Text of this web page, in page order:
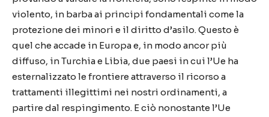
violento, in barba ai principi fondamentali come la
protezione dei minori e il diritto d’asilo. Questo è
quel che accade in Europa e, in modo ancor più
diffuso, in Turchia e Libia, due paesi in cui l’Ue ha
esternalizzato le frontiere attraverso il ricorso a
trattamenti illegittimi nei nostri ordinamenti, a
partire dal respingimento. E ciò nonostante l’Ue